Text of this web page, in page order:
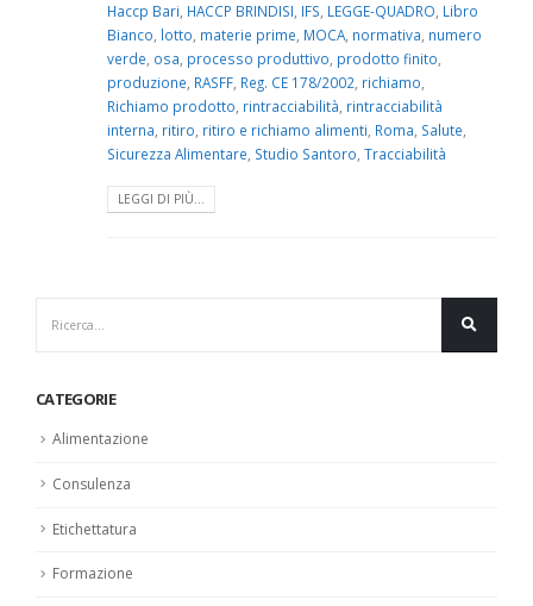
Haccp Bari, HACCP BRINDISI, IFS, LEGGE-QUADRO, Libro
Bianco, lotto, materie prime, MOCA, normativa, numero
verde, osa, processo produttivo, prodotto finito,
produzione, RASFF, Reg. CE 178/2002, richiamo,
Richiamo prodotto, rintracciabilità, rintracciabilità
interna, ritiro, ritiro e richiamo alimenti, Roma, Salute,
Sicurezza Alimentare, Studio Santoro, Tracciabilità
LEGGI DI PIÙ...
CATEGORIE
Alimentazione
Consulenza
Etichettatura
Formazione